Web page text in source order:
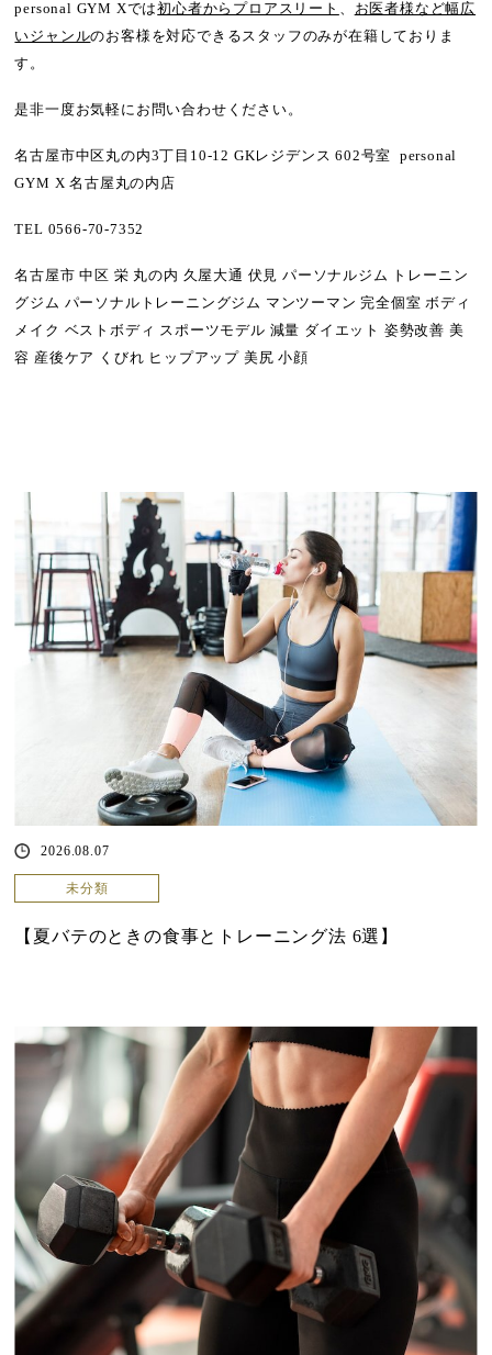
personal GYM Xでは初心者からプロアスリート 、 お医者様など幅広
いジャンルのお客様を対応できるスタッフのみが在籍しておりま
す。
是非一度お気軽にお問い合わせください。
名古屋市中区丸の内3丁目10-12 GKレジデンス 602号室 personal
GYM X 名古屋丸の内店
TEL 0566-70-7352
名古屋市 中区 栄 丸の内 久屋大通 伏見 パーソナルジム トレーニン
グジム パーソナルトレーニングジム マンツーマン 完全個室 ボディ
メイク ベストボディ スポーツモデル 減量 ダイエット 姿勢改善 美
容 産後ケア くびれ ヒップアップ 美尻 小顔
2026.08.07
未分類
【夏バテのときの食事とトレーニング法 6選】